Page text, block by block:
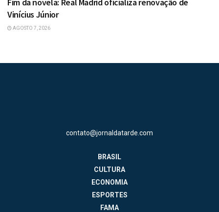
Vinícius Júnior
AGOSTO 7, 2026
contato@jornaldatarde.com
BRASIL
CULTURA
ECONOMIA
ESPORTES
FAMA